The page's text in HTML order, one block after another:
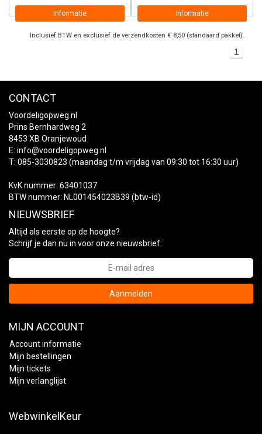
Informatie Informatie
Inclusief BTW en exclusief de verzendkosten € 8,50 (standaard pakket).
1
CONTACT
Voordeligopweg.nl
Prins Bernhardweg 2
8453 XB Oranjewoud
E: info@voordeligopweg.nl
T: 085-3030823 (maandag t/m vrijdag van 09:30 tot 16:30 uur)
KvK nummer: 63401037
BTW nummer: NL001454023B39 (btw-id)
NIEUWSBRIEF
Altijd als eerste op de hoogte?
Schrijf je dan nu in voor onze nieuwsbrief:
Aanmelden
MIJN ACCOUNT
Account informatie
Mijn bestellingen
Mijn tickets
Mijn verlanglijst
WebwinkelKeur